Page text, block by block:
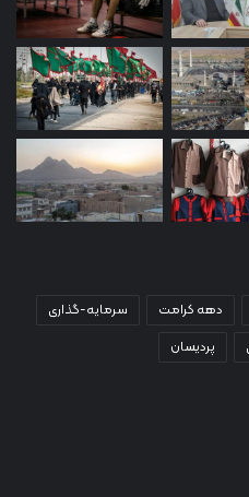
دهه کرامت
سرمایه-گذاری
پردیسان